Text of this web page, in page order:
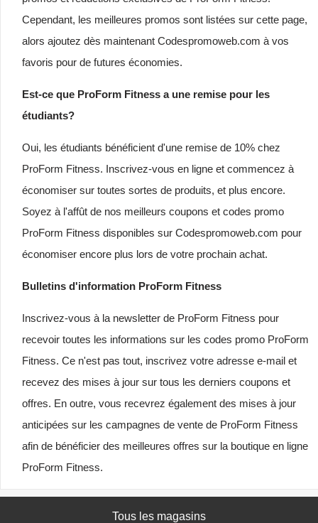
Cependant, les meilleures promos sont listées sur cette page,
alors ajoutez dès maintenant Codespromoweb.com à vos
favoris pour de futures économies.
Est-ce que ProForm Fitness a une remise pour les
étudiants?
Oui, les étudiants bénéficient d'une remise de 10% chez
ProForm Fitness. Inscrivez-vous en ligne et commencez à
économiser sur toutes sortes de produits, et plus encore.
Soyez à l'affût de nos meilleurs coupons et codes promo
ProForm Fitness disponibles sur Codespromoweb.com pour
économiser encore plus lors de votre prochain achat.
Bulletins d'information ProForm Fitness
Inscrivez-vous à la newsletter de ProForm Fitness pour
recevoir toutes les informations sur les codes promo ProForm
Fitness. Ce n'est pas tout, inscrivez votre adresse e-mail et
recevez des mises à jour sur tous les derniers coupons et
offres. En outre, vous recevrez également des mises à jour
anticipées sur les campagnes de vente de ProForm Fitness
afin de bénéficier des meilleures offres sur la boutique en ligne
ProForm Fitness.
Tous les magasins